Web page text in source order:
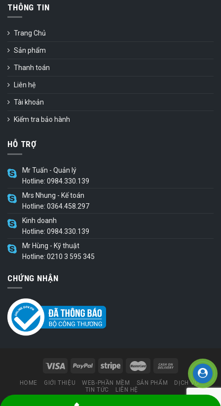
THÔNG TIN
Trang Chủ
Sản phẩm
Thanh toán
Liên hệ
Tài khoản
Kiểm tra bảo hành
HỖ TRỢ
Mr Tuấn - Quản lý
Hotline: 0984.330.139
Mrs Nhung - Kế toán
Hotline: 0364.458.297
Kinh doanh
Hotline: 0984.330.139
Mr Hùng - Kỹ thuật
Hotline: 0210 3 595 345
CHỨNG NHẬN
HOME GIỚI THIỆU WEB-PHẦN MỀM SẢN PHẨM
DỊCH VỤ
TIN TỨC
LIÊN HỆ